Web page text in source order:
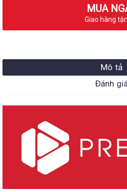
MUA
Giao hàng
Mô tả
Đánh giá